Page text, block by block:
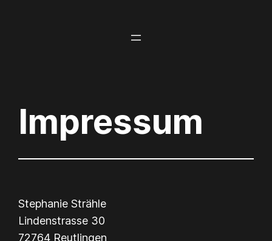
Impressum
Stephanie Strähle
Lindenstrasse 30
72764 Reutlingen